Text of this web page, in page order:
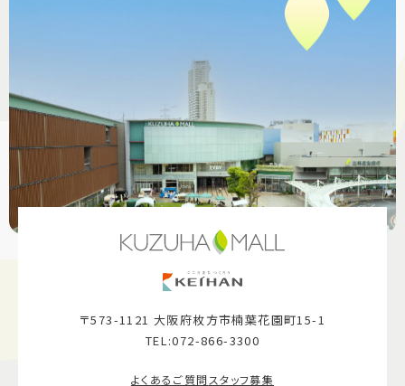
〒573-1121 大阪府枚方市楠葉花園町15-1
TEL:072-866-3300
よくあるご質問スタッフ募集